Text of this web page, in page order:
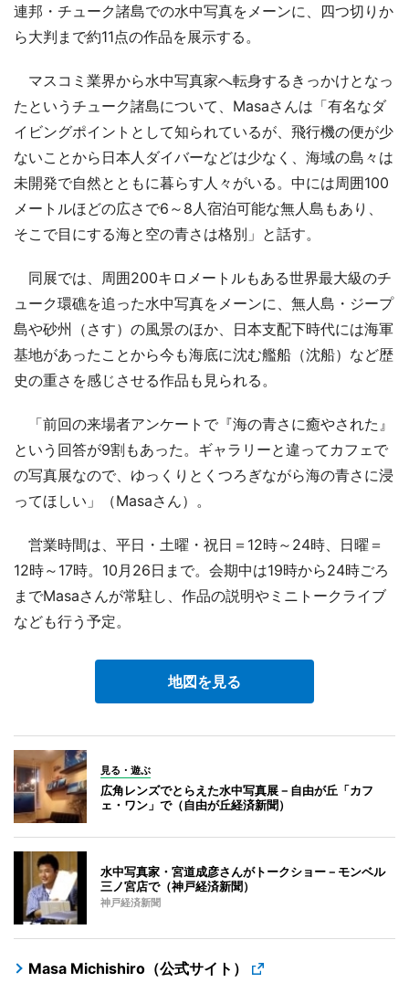
連邦・チューク諸島での水中写真をメーンに、四つ切りか
ら大判まで約11点の作品を展示する。
マスコミ業界から水中写真家へ転身するきっかけとなっ
たというチューク諸島について、Masaさんは「有名なダ
イビングポイントとして知られているが、飛行機の便が少
ないことから日本人ダイバーなどは少なく、海域の島々は
未開発で自然とともに暮らす人々がいる。中には周囲100
メートルほどの広さで6～8人宿泊可能な無人島もあり、
そこで目にする海と空の青さは格別」と話す。
同展では、周囲200キロメートルもある世界最大級のチ
ューク環礁を追った水中写真をメーンに、無人島・ジープ
島や砂州（さす）の風景のほか、日本支配下時代には海軍
基地があったことから今も海底に沈む艦船（沈船）など歴
史の重さを感じさせる作品も見られる。
「前回の来場者アンケートで『海の青さに癒やされた』
という回答が9割もあった。ギャラリーと違ってカフェで
の写真展なので、ゆっくりとくつろぎながら海の青さに浸
ってほしい」（Masaさん）。
営業時間は、平日・土曜・祝日＝12時～24時、日曜＝
12時～17時。10月26日まで。会期中は19時から24時ごろ
までMasaさんが常駐し、作品の説明やミニトークライブ
なども行う予定。
地図を見る
見る・遊ぶ
広角レンズでとらえた水中写真展－自由が丘「カフ
ェ・ワン」で（自由が丘経済新聞）
水中写真家・宮道成彦さんがトークショー－モンベル
三ノ宮店で（神戸経済新聞）
神戸経済新聞
Masa Michishiro（公式サイト）